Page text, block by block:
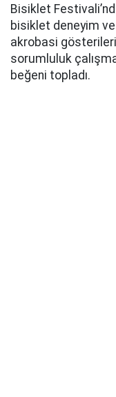
Bisiklet
bisiklet deneyim
akrobasi
sorumluluk
beğeni topladı.